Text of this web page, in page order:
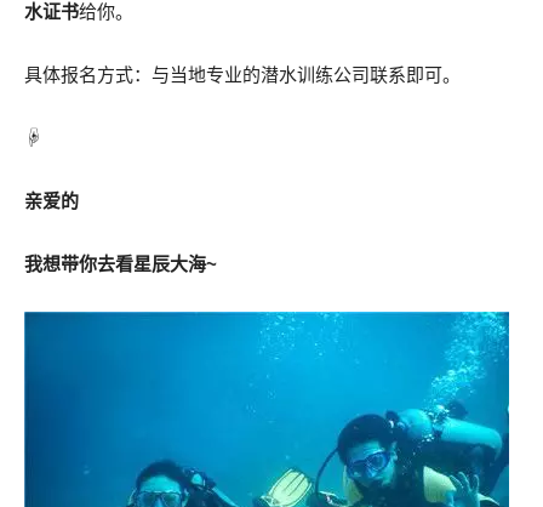
水证书给你。
具体报名方式：与当地专业的潜水训练公司联系即可。
☟
亲爱的
我想带你去看星辰大海~